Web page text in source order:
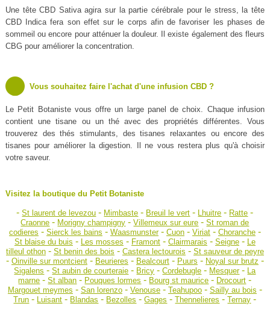
Une tête CBD Sativa agira sur la partie cérébrale pour le stress, la tête
CBD Indica fera son effet sur le corps afin de favoriser les phases de
sommeil ou encore pour atténuer la douleur. Il existe également des fleurs
CBG pour améliorer la concentration.
Vous souhaitez faire l'achat d'une infusion CBD ?
Le Petit Botaniste vous offre un large panel de choix. Chaque infusion
contient une tisane ou un thé avec des propriétés différentes. Vous
trouverez des thés stimulants, des tisanes relaxantes ou encore des
tisanes pour améliorer la digestion. Il ne vous restera plus qu'à choisir
votre saveur.
Visitez la boutique du Petit Botaniste
-St laurent de levezou - Mimbaste - Breuil le vert - Lhuitre - Ratte -
Craonne - Morigny champigny -Villemeux sur eure -St roman de
codieres - Sierck les bains - Waasmunster- Cuon- Viriat- Choranche-
St blaise du buis - Les mosses - Framont- Clairmarais - Seigne- Le
tilleul othon- St benin des bois - Castera lectourois - St sauveur de peyre
- Oinville sur montcient- Beurieres - Bealcourt- Puurs - Noyal sur brutz -
Sigalens -St aubin de courteraie - Bricy -Cordebugle - Mesquer- La
marne -St alban - Pouques lormes - Bourg st maurice - Drocourt -
Margouet meymes - San lorenzo- Venouse- Teahupoo- Sailly au bois -
Trun - Luisant - Blandas - Bezolles -Gages -Thennelieres -Ternay -